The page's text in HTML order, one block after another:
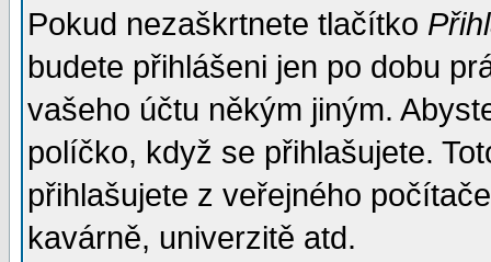
Pokud nezaškrtnete tlačítko
budete přihlášeni jen po dobu
vašeho účtu někým jiným.
políčko, když se přihlašujete.
přihlašujete z veřejného
kavárně, univerzitě atd.